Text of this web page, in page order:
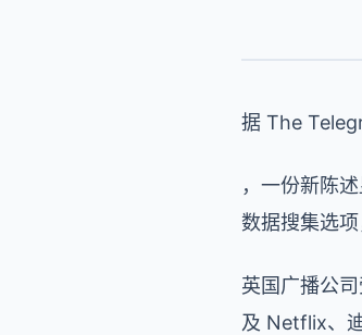
据 The
，一份新陈
数据搜集选
英国广播公
及 Netflix、